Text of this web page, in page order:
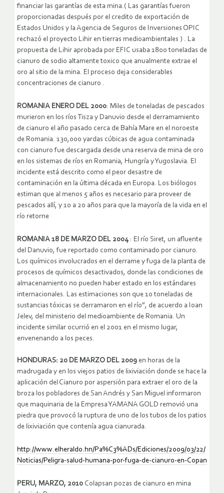
financiar las garantías de esta mina.( Las garantías fueron
proporcionadas después por el credito de exportación de
Estados Unidos y la Agencia de Seguros de Inversiones OPIC
rechazó el proyecto Lihir en tierras medioambientales ) . La
propuesta de Lihir aprobada por EFIC usaba 1800 toneladas de
cianuro de sodio altamente toxico que anualmente extrae el
oro al sitio de la mina. El proceso deja considerables
concentraciones de cianuro .
ROMANIA ENERO DEL 2000: Miles de toneladas de pescados
murieron en los ríos Tisza y Danuvio desde el derramamiento
de cianuro el año pasado cerca de Bahía Mare en el noroeste
de Romania. 130,000 yardas cúbicas de agua contaminada
con cianuro fue descargada desde una reserva de mina de oro
en los sistemas de ríos en Romania, Hungría y Yugoslavia. El
incidente está descrito como el peor desastre de
contaminación en la última década en Europa. Los biólogos
estiman que al menos 5 años es necesario para proveer de
pescados allí, y 10 a 20 años para que la mayoría de la vida en el
río retorne
ROMANIA 18 DE MARZO DEL 2004: El río Siret, un afluente
del Danuvio, fue reportado como contaminado por cianuro.
Los químicos involucrados en el derrame y fuga de la planta de
procesos de químicos desactivados, donde las condiciones de
almacenamiento no pueden haber estado en los estándares
internacionales. Las estimaciones son que 10 toneladas de
sustancias tóxicas se derramaron en el río”, de acuerdo a Ioan
Jelev, del ministerio del medioambiente de Romania. Un
incidente similar ocurrió en el 2001 en el mismo lugar,
envenenando a los peces.
HONDURAS: 20 DE MARZO DEL 2009 en horas de la
madrugada y en los viejos patios de lixiviación donde se hace la
aplicación del Cianuro por aspersión para extraer el oro de la
broza los pobladores de San Andrés y San Miguel informaron
que maquinaria de la Empresa YAMANA GOLD removió una
piedra que provocó la ruptura de uno de los tubos de los patios
de lixiviación que contenía agua cianurada.
http://www.elheraldo.hn/Pa%C3%ADs/Ediciones/2009/03/22/
Noticias/Peligra-salud-humana-por-fuga-de-cianuro-en-Copan
PERU, MARZO, 2010 Colapsan pozas de cianuro en mina